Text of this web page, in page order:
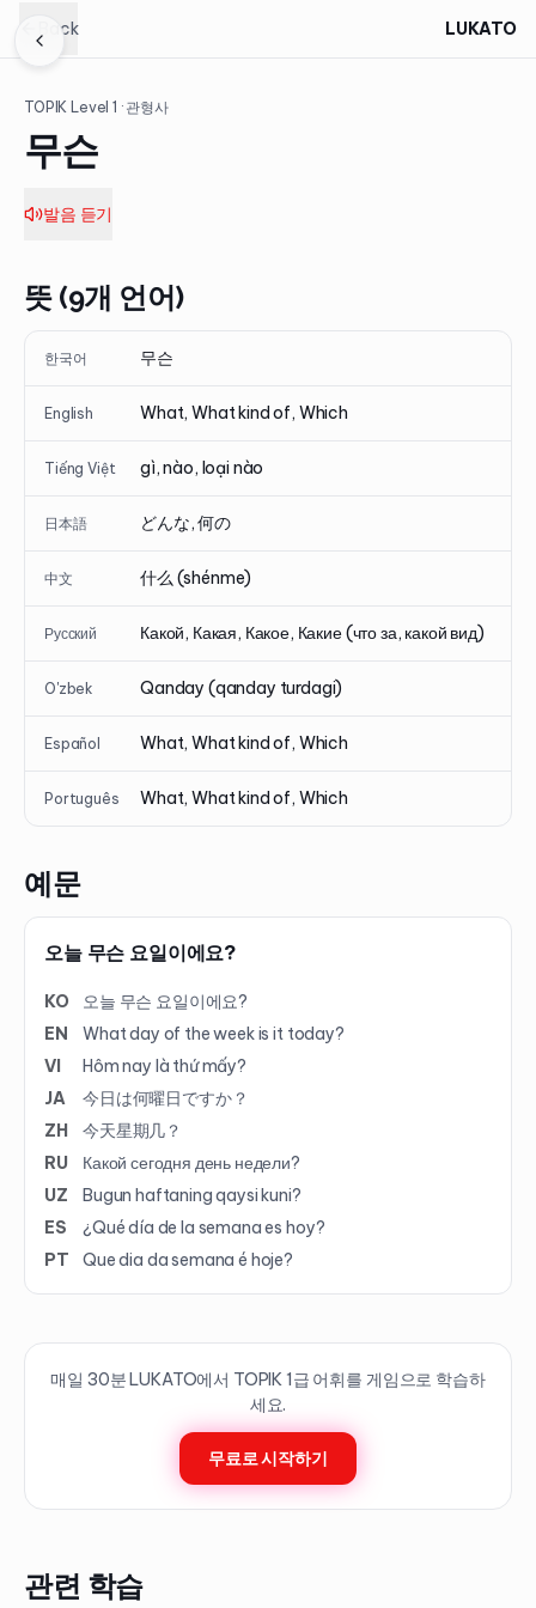
Back LUKATO
TOPIK Level1 · 관형사
무슨
발음 듣기
뜻 (9개 언어)
한국어 무슨
English What, What kind of, Which
Tiếng Việt gì, nào, loại nào
日本語 どんな, 何の
中文 什么 (shénme)
Русский Какой, Какая, Какое, Какие (что за, какой вид)
O'zbek Qanday (qanday turdagi)
Español What, What kind of, Which
Português What, What kind of, Which
예문
오늘 무슨 요일이에요?
KO
오늘 무슨 요일이에요?
EN
What day of the week is it today?
VI
Hôm nay là thứ mấy?
JA
今日は何曜日ですか？
ZH
今天星期几？
RU
Какой сегодня день недели?
UZ
Bugun haftaning qaysi kuni?
ES
¿Qué día de la semana es hoy?
PT
Que dia da semana é hoje?
매일 30분 LUKATO에서 TOPIK 1급 어휘를 게임으로 학습하
세요.
무료로 시작하기
관련 학습